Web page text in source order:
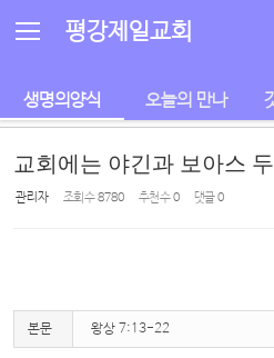
평강제일교회
생명의양식 오늘의 만나
교회에는 야긴과 보아스
관리자 조회 수8780 추천 수0 댓글0
본문 왕상 7:13-22